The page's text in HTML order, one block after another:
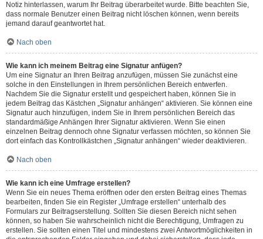
Notiz hinterlassen, warum Ihr Beitrag überarbeitet wurde. Bitte beachten Sie,
dass normale Benutzer einen Beitrag nicht löschen können, wenn bereits
jemand darauf geantwortet hat.
Nach oben
Wie kann ich meinem Beitrag eine Signatur anfügen?
Um eine Signatur an Ihren Beitrag anzufügen, müssen Sie zunächst eine
solche in den Einstellungen in Ihrem persönlichen Bereich entwerfen.
Nachdem Sie die Signatur erstellt und gespeichert haben, können Sie in
jedem Beitrag das Kästchen „Signatur anhängen“ aktivieren. Sie können eine
Signatur auch hinzufügen, indem Sie in Ihrem persönlichen Bereich das
standardmäßige Anhängen Ihrer Signatur aktivieren. Wenn Sie einen
einzelnen Beitrag dennoch ohne Signatur verfassen möchten, so können Sie
dort einfach das Kontrollkästchen „Signatur anhängen“ wieder deaktivieren.
Nach oben
Wie kann ich eine Umfrage erstellen?
Wenn Sie ein neues Thema eröffnen oder den ersten Beitrag eines Themas
bearbeiten, finden Sie ein Register „Umfrage erstellen“ unterhalb des
Formulars zur Beitragserstellung. Sollten Sie diesen Bereich nicht sehen
können, so haben Sie wahrscheinlich nicht die Berechtigung, Umfragen zu
erstellen. Sie sollten einen Titel und mindestens zwei Antwortmöglichkeiten in